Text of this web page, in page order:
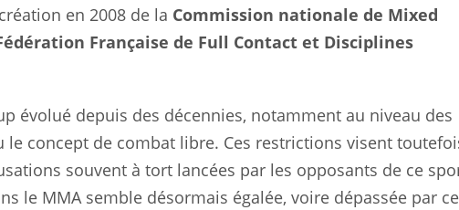
en 2008 de la Commission nationale de Mixed
Française de Full Contact et Disciplines
évolué depuis des décennies, notamment au niveau des
concept de combat libre. Ces restrictions visent
souvent à tort lancées par les opposants de ce
le MMA semble désormais égalée, voire dépassée par